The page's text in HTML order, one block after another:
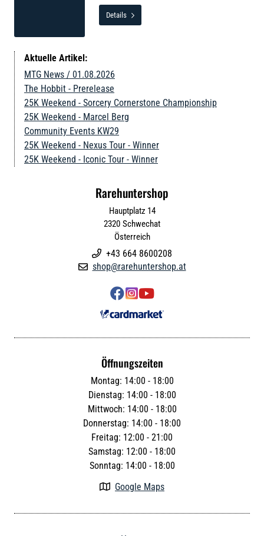
Details 
Aktuelle Artikel:
MTG News / 01.08.2026
The Hobbit - Prerelease
25K Weekend - Sorcery Cornerstone Championship
25K Weekend - Marcel Berg
Community Events KW29
25K Weekend - Nexus Tour - Winner
25K Weekend - Iconic Tour - Winner
Rarehuntershop
Hauptplatz 14
2320 Schwechat
Österreich
 +43 664 8600208
 shop@rarehuntershop.at

Öffnungszeiten
Montag: 14:00 - 18:00
Dienstag: 14:00 - 18:00
Mittwoch: 14:00 - 18:00
Donnerstag: 14:00 - 18:00
Freitag: 12:00 - 21:00
Samstag: 12:00 - 18:00
Sonntag: 14:00 - 18:00
 Google Maps